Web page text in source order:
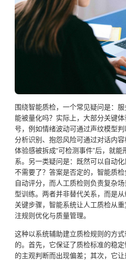
围绕智能质检，一个常见疑问是：
能被量化吗？实际上，大部分关键
号，例如情绪波动可通过声纹模型
分析识别、抱怨风险可通过对话内容
体验感被拆成“可检测事件”后，就
系。另一类疑问是：既然可以自动
不需要了？答案是否定的，智能质检
自动评分，而人工质检则负责复杂
型训练。两者并非替代关系，而是
关键步骤，智能系统让人工质检从
注规则优化与质量管理。
这种以系统辅助建立质检规则的方
的。首先，它保证了质检标准的稳
的主观判断而出现偏差；其次，它